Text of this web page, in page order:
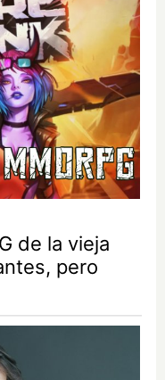
de la vieja
pero